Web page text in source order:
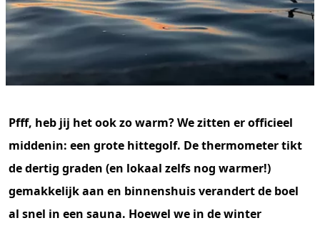
Pfff, heb jij het ook zo warm? We zitten er officieel
middenin: een grote hittegolf. De thermometer tikt
de dertig graden (en lokaal zelfs nog warmer!)
gemakkelijk aan en binnenshuis verandert de boel
al snel in een sauna. Hoewel we in de winter